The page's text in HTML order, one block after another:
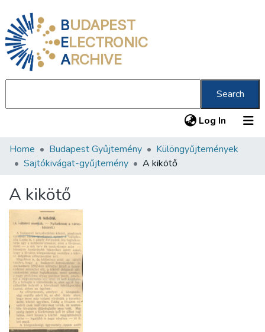
BUDAPEST
ELECTRONIC
ARCHIVE
Search
Log In (current)
Communities & Collections
Statistics
About us
Home Budapest Gyűjtemény
Különgyűjtemények
Sajtókivágat-gyűjtemény
A kikötő
A kikötő